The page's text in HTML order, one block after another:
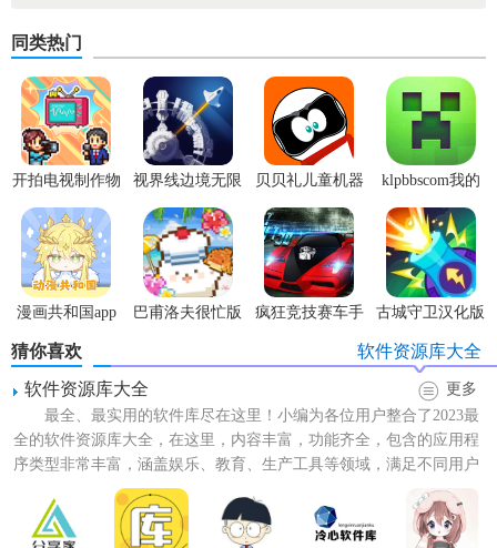
【星辰软件库最新版本技巧】
同类热门
开拍电视制作物
语内置菜单版
视界线边境无限
科技点
贝贝礼儿童机器
人app安卓版
klpbbscom我的
世界
漫画共和国app
官方版
巴甫洛夫很忙版
疯狂竞技赛车手
古城守卫汉化版
猜你喜欢
软件资源库大全
软件资源库大全
更多
最全、最实用的软件库尽在这里！小编为各位用户整合了2023最
全的软件资源库大全，在这里，内容丰富，功能齐全，包含的应用程
序类型非常丰富，涵盖娱乐、教育、生产工具等领域，满足不同用户
的各种需求，这些应用...